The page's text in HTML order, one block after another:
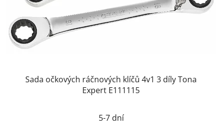
Sada očkových ráčnových klíčů 4v1 3 díly Tona
Expert E111115
5-7 dní